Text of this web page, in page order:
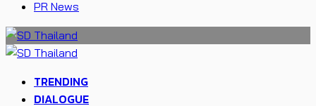
PR News
TRENDING
DIALOGUE